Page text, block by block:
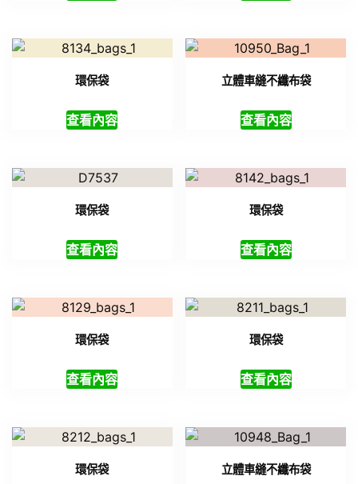
環保袋
查看內容
立體車縫不纖布袋
查看內容
環保袋
查看內容
環保袋
查看內容
環保袋
查看內容
環保袋
查看內容
環保袋 立體車縫不纖布袋